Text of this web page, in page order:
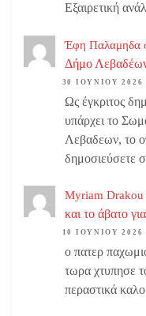
Εξαιρετική
Έφη Παλαμηδα
Δήμο
30 ΙΟΥΝΊΟΥ 2026
Ως έγκριτος
υπάρχει το
Λεβαδεων, το
δημοσιεύσετε
Myriam Drakou
και το άβατο
10 ΙΟΥΝΊΟΥ 2026
ο πατερ
τωρα χτυπησε
περαστικά